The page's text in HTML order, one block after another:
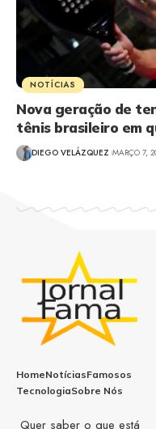
NOTÍCIAS
Nova geração de
tênis brasileiro em
DIEGO VELÁZQUEZ MARÇO 7,
HomeNotíciasFamosos
TecnologiaSobre Nós
Quer saber o que está